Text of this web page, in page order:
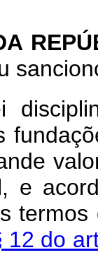
e
12 do